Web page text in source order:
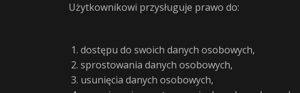
Użytkownikowi przysługuje prawo do:
dostępu do swoich danych osobowych,
sprostowania danych osobowych,
usunięcia danych osobowych,